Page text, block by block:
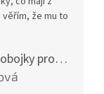
že mu to
Ručně šité Nylonové obojky pro psa
hvězdiček.